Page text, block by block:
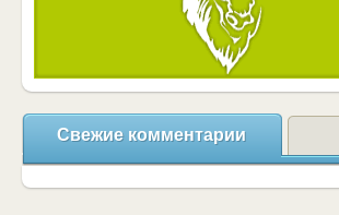
Свежие комментарии